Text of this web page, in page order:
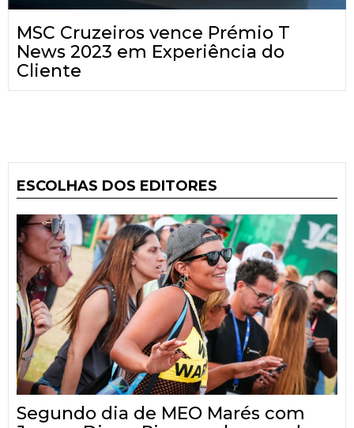
MSC Cruzeiros vence Prémio T
News 2023 em Experiência do
Cliente
ESCOLHAS DOS EDITORES
Segundo dia de MEO Marés com